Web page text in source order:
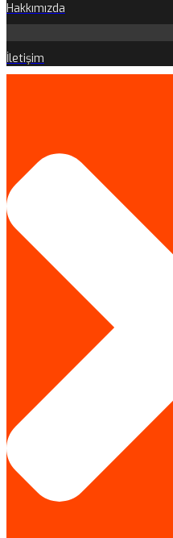
Hakkımızda
İletişim